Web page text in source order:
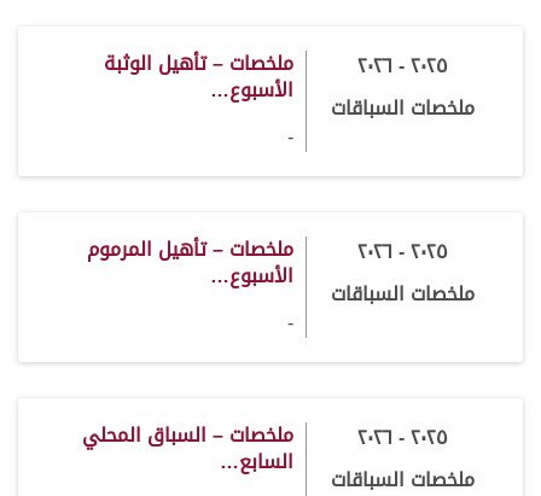
٢٠٢٥ - ٢٠٢٦
ملخصات السباقات
ملخصات – تأهيل الوثبة
الأسبوع…
-
٢٠٢٥ - ٢٠٢٦
ملخصات السباقات
ملخصات – تأهيل المرموم
الأسبوع…
-
٢٠٢٥ - ٢٠٢٦
ملخصات السباقات
ملخصات – السباق المحلي
السابع…